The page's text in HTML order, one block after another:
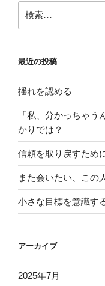
索:
最近の投稿
揺れを認める
「私、分かっちゃ
かりでは？
信頼を取り戻すため
また会いたい、この
小さな目標を意識す
アーカイブ
2025年7月